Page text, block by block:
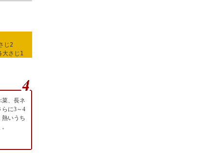
じ2
大さじ1
菜、長ネ
らに3～4
熱いうち